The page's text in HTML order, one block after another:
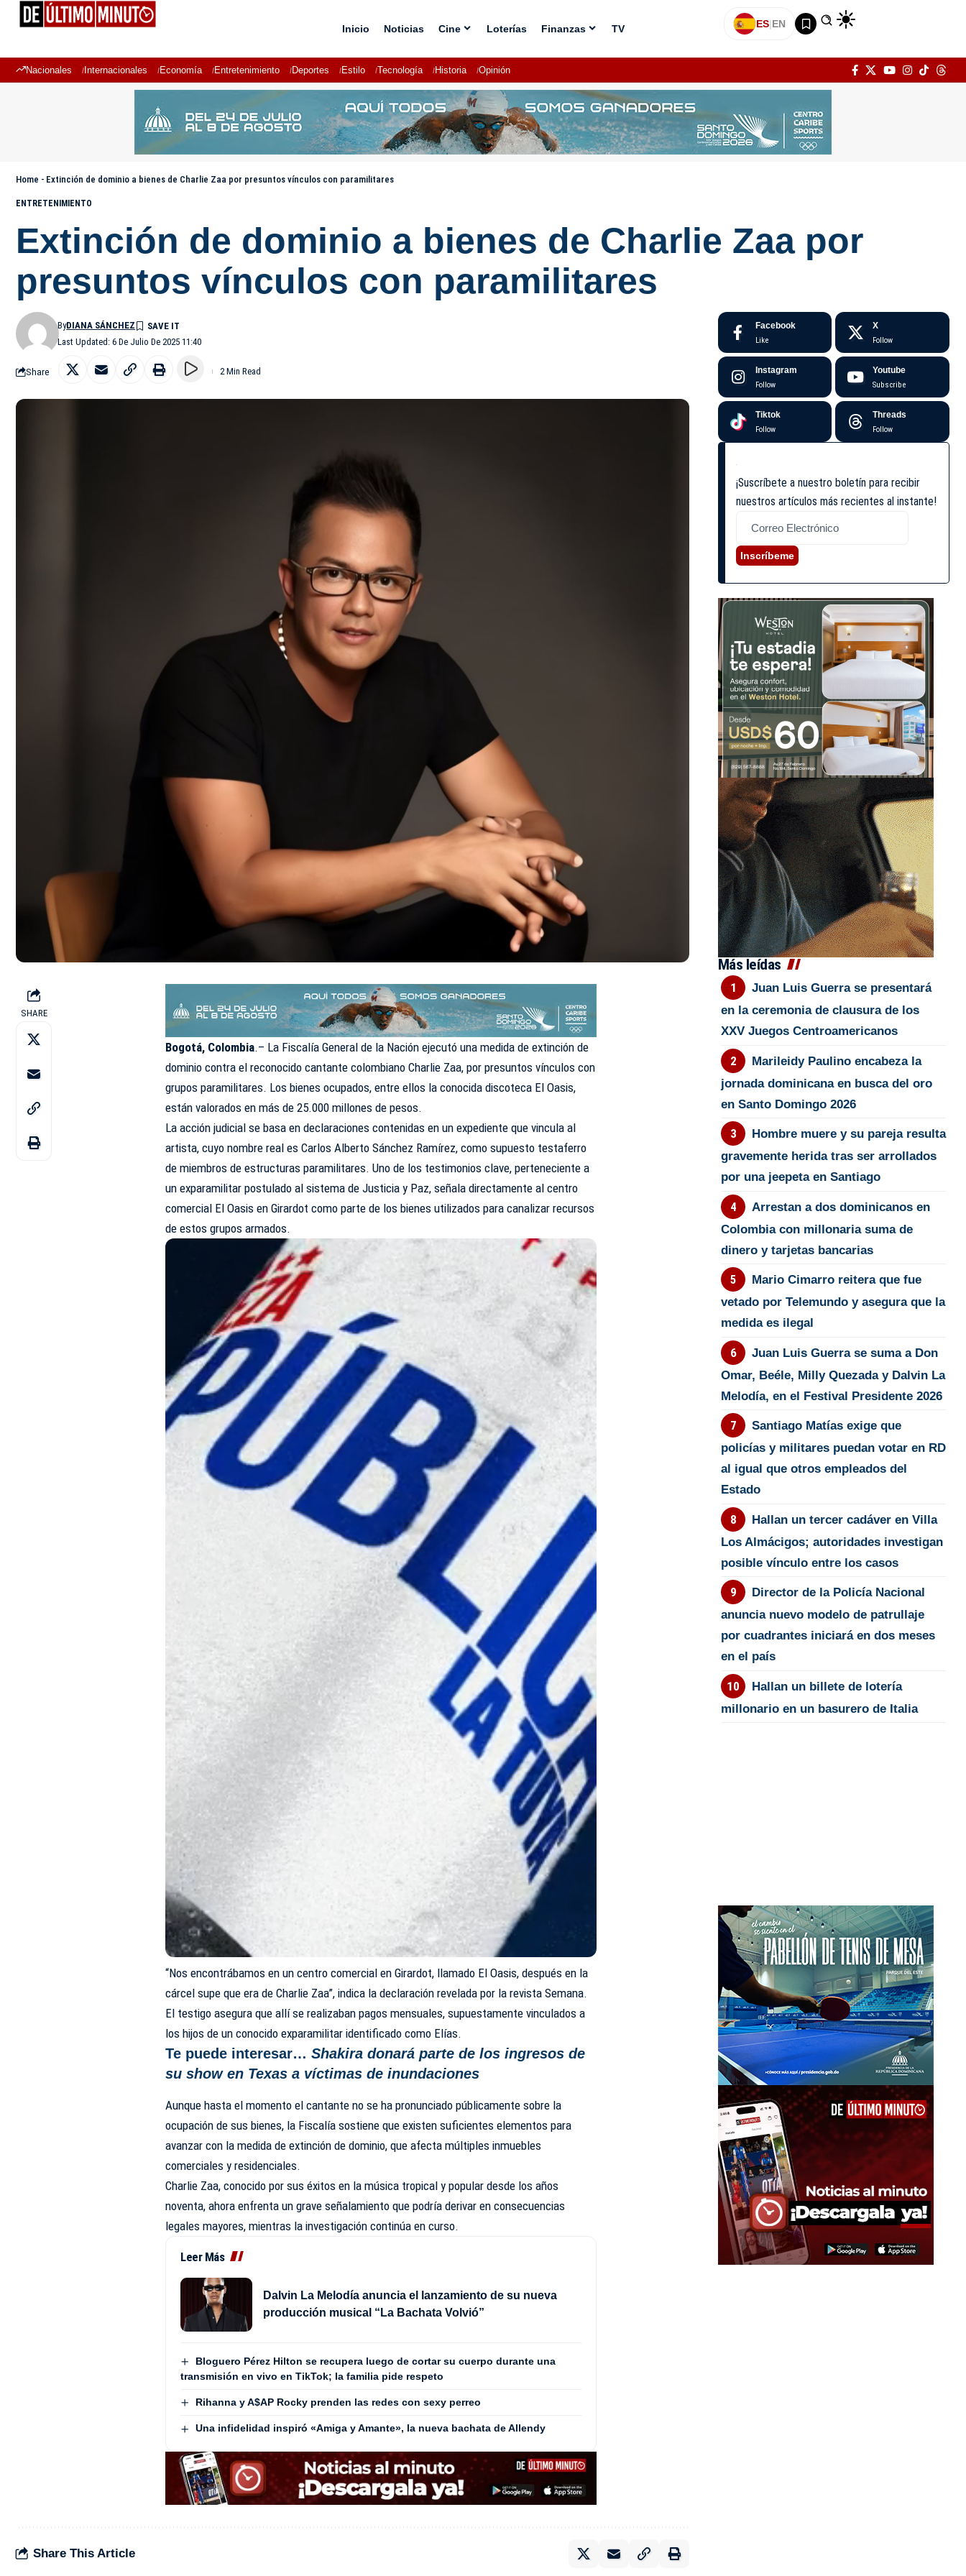
Inicio Noticias Cine Loterías Finanzas TV ES|EN
Nacionales Internacionales Economía Entretenimiento Deportes Estilo Tecnología Historia Opinión
Home - Extinción de dominio a bienes de Charlie Zaa por presuntos vínculos con paramilitares
ENTRETENIMIENTO
Extinción de dominio a bienes de Charlie Zaa por
presuntos vínculos con paramilitares
Last Updated: 6 De Julio De 2025 11:40
ByDIANA SÁNCHEZ
Share 2 Min Read
SHARE
Bogotá, Colombia.– La Fiscalía General de la Nación ejecutó una medida de extinción de
dominio contra el reconocido cantante colombiano Charlie Zaa, por presuntos vínculos con
grupos paramilitares. Los bienes ocupados, entre ellos la conocida discoteca El Oasis,
están valorados en más de 25.000 millones de pesos.
La acción judicial se basa en declaraciones contenidas en un expediente que vincula al
artista, cuyo nombre real es Carlos Alberto Sánchez Ramírez, como supuesto testaferro
de miembros de estructuras paramilitares. Uno de los testimonios clave, perteneciente a
un exparamilitar postulado al sistema de Justicia y Paz, señala directamente al centro
comercial El Oasis en Girardot como parte de los bienes utilizados para canalizar recursos
de estos grupos armados.
“Nos encontrábamos en un centro comercial en Girardot, llamado El Oasis, después en la
cárcel supe que era de Charlie Zaa”, indica la declaración revelada por la revista Semana.
El testigo asegura que allí se realizaban pagos mensuales, supuestamente vinculados a
los hijos de un conocido exparamilitar identificado como Elías.
Te puede interesar… Shakira donará parte de los ingresos de
su show en Texas a víctimas de inundaciones
Aunque hasta el momento el cantante no se ha pronunciado públicamente sobre la
ocupación de sus bienes, la Fiscalía sostiene que existen suficientes elementos para
avanzar con la medida de extinción de dominio, que afecta múltiples inmuebles
comerciales y residenciales.
Charlie Zaa, conocido por sus éxitos en la música tropical y popular desde los años
noventa, ahora enfrenta un grave señalamiento que podría derivar en consecuencias
legales mayores, mientras la investigación continúa en curso.
Leer Más
Dalvin La Melodía anuncia el lanzamiento de su nueva
producción musical “La Bachata Volvió”
Bloguero Pérez Hilton se recupera luego de cortar su cuerpo durante una
transmisión en vivo en TikTok; la familia pide respeto
Rihanna y A$AP Rocky prenden las redes con sexy perreo
Una infidelidad inspiró «Amiga y Amante», la nueva bachata de Allendy
Share This Article
Facebook
Like
X
Follow
Instagram
Follow
Youtube
Subscribe
Tiktok
Follow
Threads
Follow
¡Suscríbete a nuestro boletín para recibir
nuestros artículos más recientes al instante!
Inscríbeme
Más leídas
Juan Luis Guerra se presentará
en la ceremonia de clausura de los
XXV Juegos Centroamericanos
Marileidy Paulino encabeza la
jornada dominicana en busca del oro
en Santo Domingo 2026
Hombre muere y su pareja resulta
gravemente herida tras ser arrollados
por una jeepeta en Santiago
Arrestan a dos dominicanos en
Colombia con millonaria suma de
dinero y tarjetas bancarias
Mario Cimarro reitera que fue
vetado por Telemundo y asegura que la
medida es ilegal
Juan Luis Guerra se suma a Don
Omar, Beéle, Milly Quezada y Dalvin La
Melodía, en el Festival Presidente 2026
Santiago Matías exige que
policías y militares puedan votar en RD
al igual que otros empleados del
Estado
Hallan un tercer cadáver en Villa
Los Almácigos; autoridades investigan
posible vínculo entre los casos
Director de la Policía Nacional
anuncia nuevo modelo de patrullaje
por cuadrantes iniciará en dos meses
en el país
Hallan un billete de lotería
millonario en un basurero de Italia